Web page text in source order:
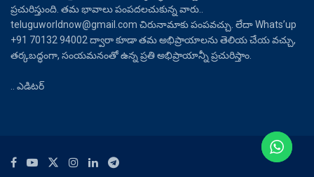
ప్రచురిస్తుంది. తమ భావాలు పంపదలచుకున్న వారు..
teluguworldnow@gmail.com చిరునామాకు పంపవచ్చు. లేదా Whats’up
+91 70132 94002 ద్వారా కూడా తమ అభిప్రాయాలను తెలియ చేయ వచ్చు,
తర్కబద్ధంగా, సంయమనంతో ఉన్న ప్రతి అభిప్రాయాన్నీ ప్రచురిస్తాం.
.. ఎడిటర్